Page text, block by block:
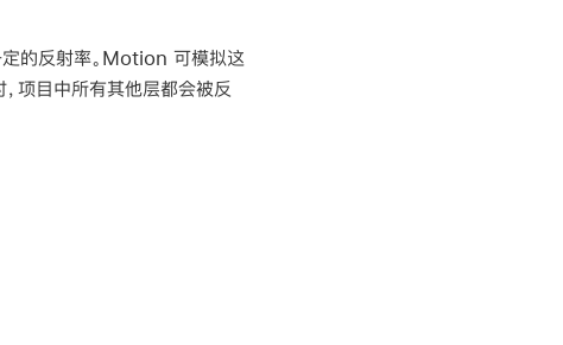
定的反射率。Motion 可模拟这
项目中所有其他层都会被反